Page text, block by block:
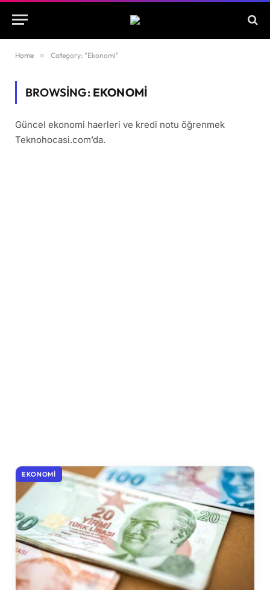
Home » Category: "Ekonomi"
BROWSING: EKONOMI
Güncel ekonomi haerleri ve kredi notu öğrenmek
Teknohocasi.com’da.
EKONOMI